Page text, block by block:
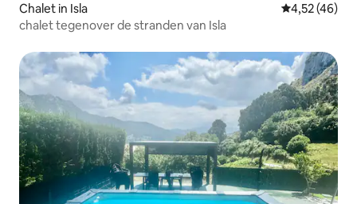
Chalet in Isla Gemiddelde
4,52 (46)
chalet tegenover de stranden van Isla